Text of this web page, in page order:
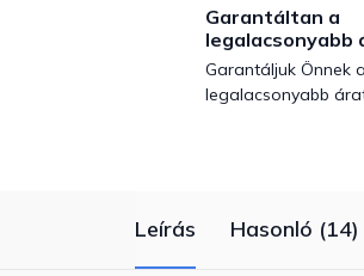
Garantáltan a
legalacsonyabb
Garantáljuk Önnek a
legalacsonyabb
Leírás Hasonló (14)